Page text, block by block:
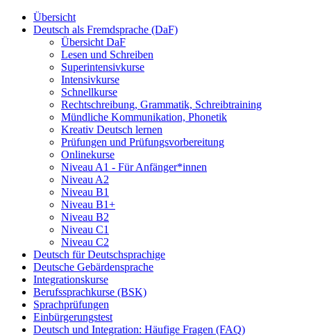
Übersicht
Deutsch als Fremdsprache (DaF)
Übersicht DaF
Lesen und Schreiben
Superintensivkurse
Intensivkurse
Schnellkurse
Rechtschreibung, Grammatik, Schreibtraining
Mündliche Kommunikation, Phonetik
Kreativ Deutsch lernen
Prüfungen und Prüfungsvorbereitung
Onlinekurse
Niveau A1 - Für Anfänger*innen
Niveau A2
Niveau B1
Niveau B1+
Niveau B2
Niveau C1
Niveau C2
Deutsch für Deutschsprachige
Deutsche Gebärdensprache
Integrationskurse
Berufssprachkurse (BSK)
Sprachprüfungen
Einbürgerungstest
Deutsch und Integration: Häufige Fragen (FAQ)